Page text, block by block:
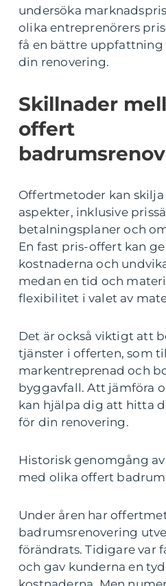
undersöka
olika entreprenörers
få en bättre uppfattning
din renovering.
Skillnader
offert
Offertmetoder kan skilja
aspekter, inklusive
betalningsplaner och
En fast pris-offert kan
kostnaderna och
medan en tid och
flexibilitet i valet av
Det är också viktigt att
tjänster i offerten, som
markentreprenad och
byggavfall. Att jämföra
kan hjälpa dig att hitta
för din renovering.
Historisk genomgång
med olika offert
Under åren har
badrumsrenovering
förändrats. Tidigare var
och gav kunderna en